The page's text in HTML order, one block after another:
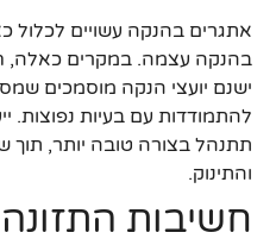
אתגרים בהנקה עשויים לכלול
בהנקה עצמה. במקרים כאלה,
ישנם יועצי הנקה מוסמכים
להתמודדות עם בעיות נפוצות.
תתנהל בצורה טובה יותר, תוך
והתינוק.
חשיבות